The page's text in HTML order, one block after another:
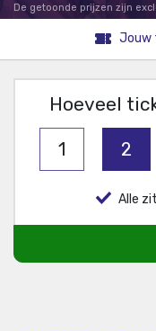
De getoonde prijzen zijn
Jouw
Hoeveel
1 2
Alle